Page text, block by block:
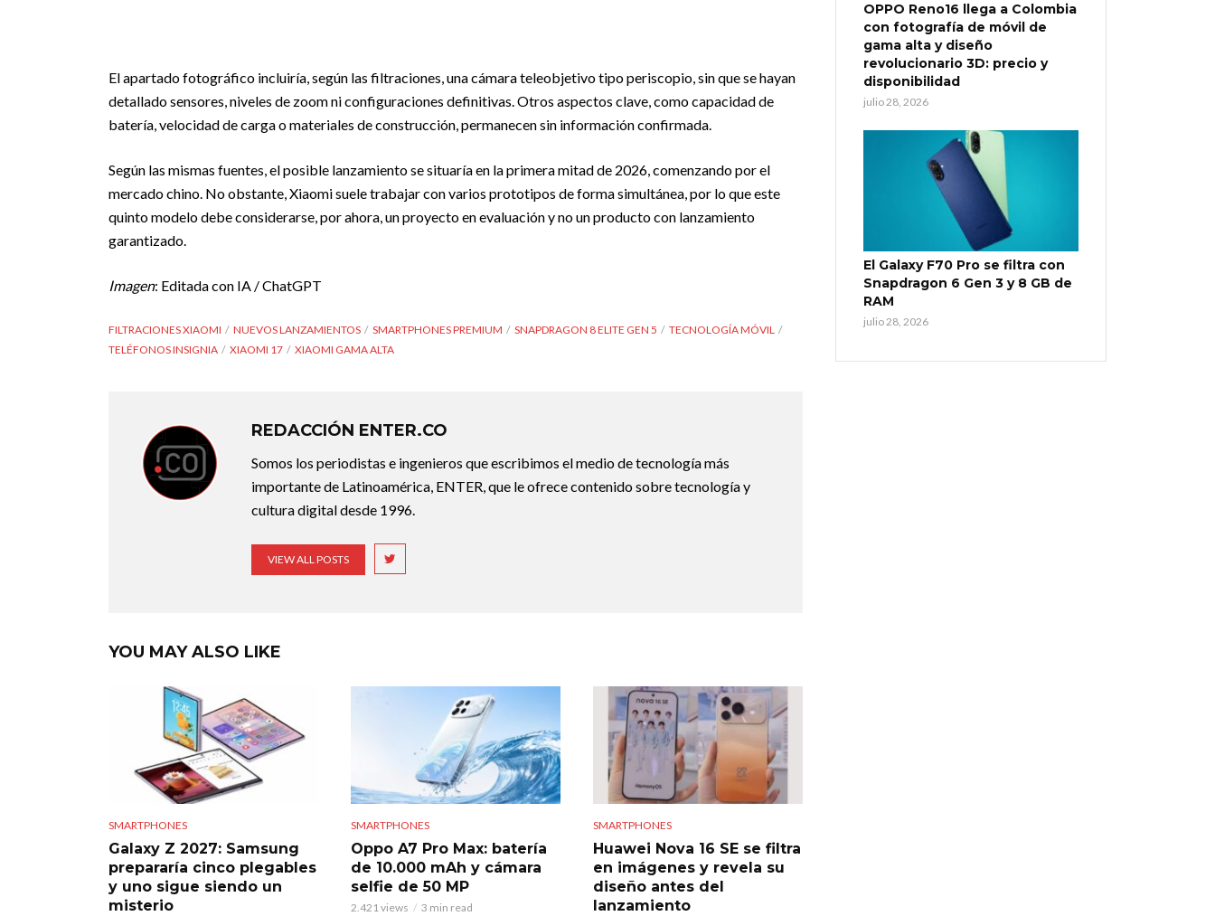
El apartado fotográfico incluiría, según las filtraciones, una cámara teleobjetivo tipo periscopio, sin que se hayan
detallado sensores, niveles de zoom ni configuraciones definitivas. Otros aspectos clave, como capacidad de
batería, velocidad de carga o materiales de construcción, permanecen sin información confirmada.
Según las mismas fuentes, el posible lanzamiento se situaría en la primera mitad de 2026, comenzando por el
mercado chino. No obstante, Xiaomi suele trabajar con varios prototipos de forma simultánea, por lo que este
quinto modelo debe considerarse, por ahora, un proyecto en evaluación y no un producto con lanzamiento
garantizado.
Imagen: Editada con IA / ChatGPT
FILTRACIONES XIAOMI NUEVOS LANZAMIENTOS SMARTPHONES PREMIUM SNAPDRAGON 8 ELITE GEN 5
TECNOLOGÍA MÓVIL
TELÉFONOS INSIGNIA
XIAOMI 17 XIAOMI GAMA ALTA
REDACCIÓN ENTER.CO
Somos los periodistas e ingenieros que escribimos el medio de tecnología más
importante de Latinoamérica, ENTER, que le ofrece contenido sobre tecnología y
cultura digital desde 1996.
VIEW ALL POSTS
YOU MAY ALSO LIKE
SMARTPHONES
Galaxy Z 2027: Samsung
prepararía cinco plegables
y uno sigue siendo un
misterio
SMARTPHONES
Oppo A7 Pro Max: batería
de 10.000 mAh y cámara
selfie de 50 MP
2.421 views 3 min read
SMARTPHONES
Huawei Nova 16 SE se filtra
en imágenes y revela su
diseño antes del
lanzamiento
OPPO Reno16 llega a Colombia
con fotografía de móvil de
gama alta y diseño
revolucionario 3D: precio y
disponibilidad
julio 28, 2026
El Galaxy F70 Pro se filtra con
Snapdragon 6 Gen 3 y 8 GB de
RAM
julio 28, 2026